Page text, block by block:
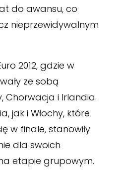
do awansu, co
nieprzewidywalnym
2012, gdzie w
ze sobą
Chorwacja i Irlandia.
jak i Włochy, które
w finale, stanowiły
dla swoich
etapie grupowym.